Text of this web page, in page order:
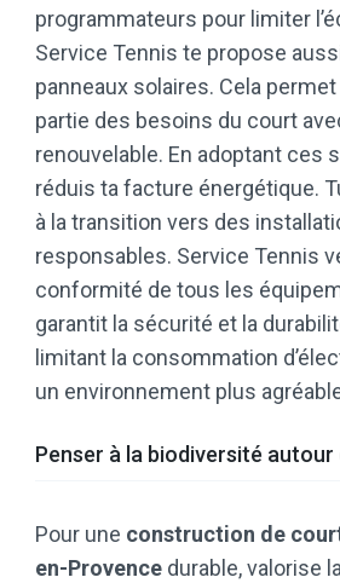
programmateurs pour limiter
Service Tennis te propose
panneaux solaires. Cela permet
partie des besoins du court
renouvelable. En adoptant ces
réduis ta facture énergétique.
à la transition vers des
responsables. Service Tennis
conformité de tous les
garantit la sécurité et la
limitant la consommation
un environnement plus
Penser à la biodiversité
Pour une construction de
en-Provence durable, valorise